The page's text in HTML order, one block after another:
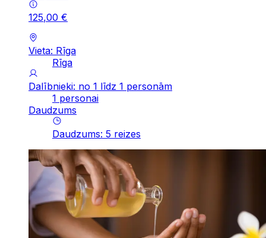
125,00 €
Vieta: Rīga
Rīga
Dalībnieki: no 1 līdz 1 personām
1 personai
Daudzums
Daudzums: 5 reizes